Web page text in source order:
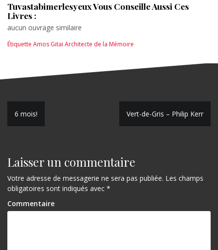
Tuvastabimerlesyeux Vous Conseille Aussi Ces
Livres :
aucun ouvrage similaire
Étiquette Amos Gitai Architecte de la Mémoire
N
i
g
a
t
6 mois! Vert-de-Gris – Philip Kerr
Laisser un commentaire
Votre adresse de messagerie ne sera pas publiée. Les champs
obligatoires sont indiqués avec *
Commentaire